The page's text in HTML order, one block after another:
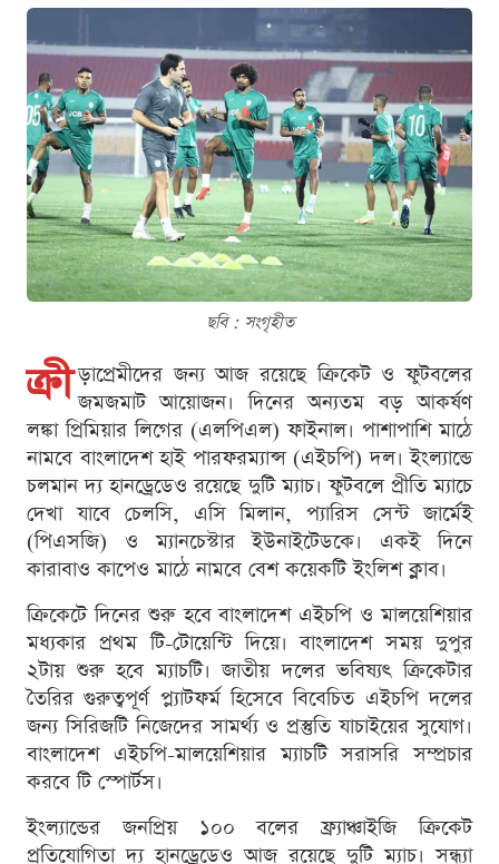
ছবি : সংগৃহীত
ক্রী ড়াপ্রেমীদের জন্য আজ রয়েছে ক্রিকেট ও ফুটবলের
জমজমাট আয়োজন। দিনের অন্যতম বড় আকর্ষণ
লঙ্কা প্রিমিয়ার লিগের (এলপিএল) ফাইনাল। পাশাপাশি মাঠে
নামবে বাংলাদেশ হাই পারফরম্যান্স (এইচপি) দল। ইংল্যান্ডে
চলমান দ্য হানড্রেডেও রয়েছে দুটি ম্যাচ। ফুটবলে প্রীতি ম্যাচে
দেখা যাবে চেলসি, এসি মিলান, প্যারিস সেন্ট জার্মেই
(পিএসজি) ও ম্যানচেস্টার ইউনাইটেডকে। একই দিনে
কারাবাও কাপেও মাঠে নামবে বেশ কয়েকটি ইংলিশ ক্লাব।
ক্রিকেটে দিনের শুরু হবে বাংলাদেশ এইচপি ও মালয়েশিয়ার
মধ্যকার প্রথম টি-টোয়েন্টি দিয়ে। বাংলাদেশ সময় দুপুর
২টায় শুরু হবে ম্যাচটি। জাতীয় দলের ভবিষ্যৎ ক্রিকেটার
তৈরির গুরুত্বপূর্ণ প্ল্যাটফর্ম হিসেবে বিবেচিত এইচপি দলের
জন্য সিরিজটি নিজেদের সামর্থ্য ও প্রস্তুতি যাচাইয়ের সুযোগ।
বাংলাদেশ এইচপি-মালয়েশিয়ার ম্যাচটি সরাসরি সম্প্রচার
করবে টি স্পোর্টস।
ইংল্যান্ডের জনপ্রিয় ১০০ বলের ফ্র্যাঞ্চাইজি ক্রিকেট
প্রতিযোগিতা দ্য হানড্রেডেও আজ রয়েছে দুটি ম্যাচ। সন্ধ্যা